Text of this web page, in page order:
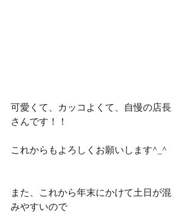
可愛くて、カッコよくて、自慢の店長
さんです！！
これからもよろしくお願いします^_^
また、これから年末にかけて土日が混
みやすいので